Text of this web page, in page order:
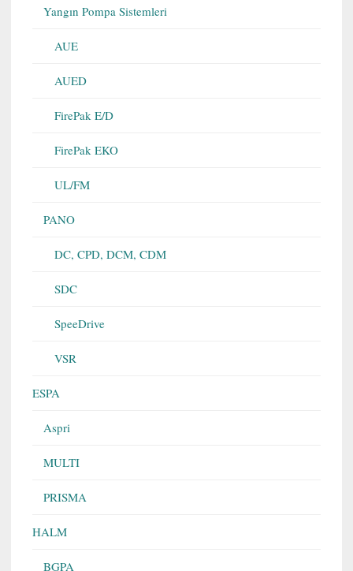
Yangın Pompa Sistemleri
AUE
AUED
FirePak E/D
FirePak EKO
UL/FM
PANO
DC, CPD, DCM, CDM
SDC
SpeeDrive
VSR
ESPA
Aspri
MULTI
PRISMA
HALM
BGPA